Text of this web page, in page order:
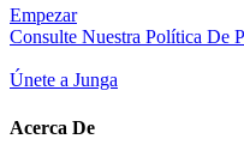
Empezar
Consulte Nuestra Política De
Únete a Junga
Acerca De